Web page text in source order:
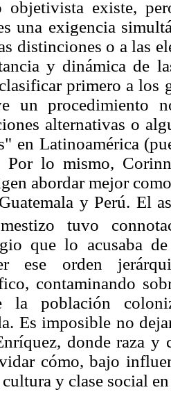
objetivista existe,
una exigencia
distinciones o a las
y dinámica de
primero a los
un procedimiento
alternativas o
en Latinoamérica
Por lo mismo,
abordar mejor
y Perú. El
tuvo
que lo acusaba
ese orden
contaminando
la población
Es imposible no
donde raza y
cómo, bajo
cultura y clase social